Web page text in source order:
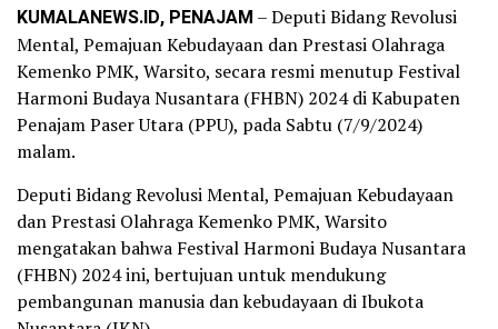
KUMALANEWS.ID, PENAJAM – Deputi Bidang Revolusi
Mental, Pemajuan Kebudayaan dan Prestasi Olahraga
Kemenko PMK, Warsito, secara resmi menutup Festival
Harmoni Budaya Nusantara (FHBN) 2024 di Kabupaten
Penajam Paser Utara (PPU), pada Sabtu (7/9/2024)
malam.
Deputi Bidang Revolusi Mental, Pemajuan Kebudayaan
dan Prestasi Olahraga Kemenko PMK, Warsito
mengatakan bahwa Festival Harmoni Budaya Nusantara
(FHBN) 2024 ini, bertujuan untuk mendukung
pembangunan manusia dan kebudayaan di Ibukota